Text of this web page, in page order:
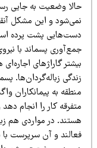
وضعیت به جایی رسیده
و این مشکل آنقدر
پشت پرده است که
پسماند با نیروی
گاراژهای اجاره‌ای هم
زباله‌گردان‌ها.
به پیمانکاران واگذار
کار را انجام دهد و
در مواردی هم
و آن سرپرست با